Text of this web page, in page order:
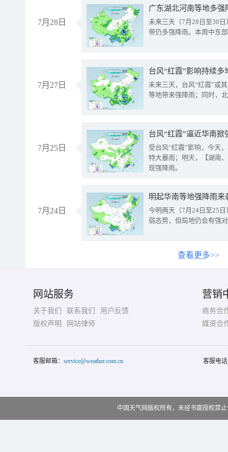
7月28日
广东湖北河南等地多
未来三天（7月28日至30
带仍多强降雨。本周中东
7月27日
台风“红霞”影响持续
未来三天，台风“红霞”或
等地带来强降雨；同时，
7月25日
台风“红霞”逼近华南
受台风“红霞”影响，今天
特大暴雨；明天，【湖南
现强降雨。
7月24日
明起华南等地强降雨
今明两天（7月24日至25
弱态势，但局地仍会有强
查看更多>>
网站服务
关于我们 联系我们
用户反馈
版权声明
网站律师
营销
商务合
媒资合
客服邮箱： service@weather.com.cn 客服电
中国天气网版权所有，未经书面授权